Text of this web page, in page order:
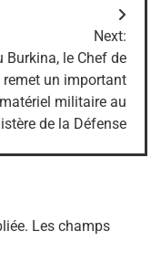
Next:
Burkina, le Chef de
remet un important
militaire au
de la Défense
Les champs